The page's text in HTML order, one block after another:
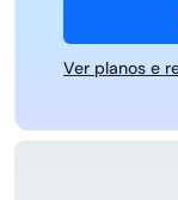
Ver planos e